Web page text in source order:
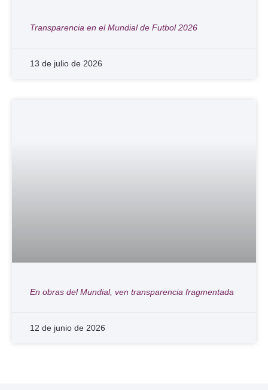
Transparencia en el Mundial de Futbol 2026
13 de julio de 2026
En obras del Mundial, ven transparencia fragmentada
12 de junio de 2026